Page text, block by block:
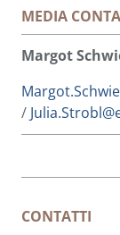
MEDIA
Margot
/
CONTATTI